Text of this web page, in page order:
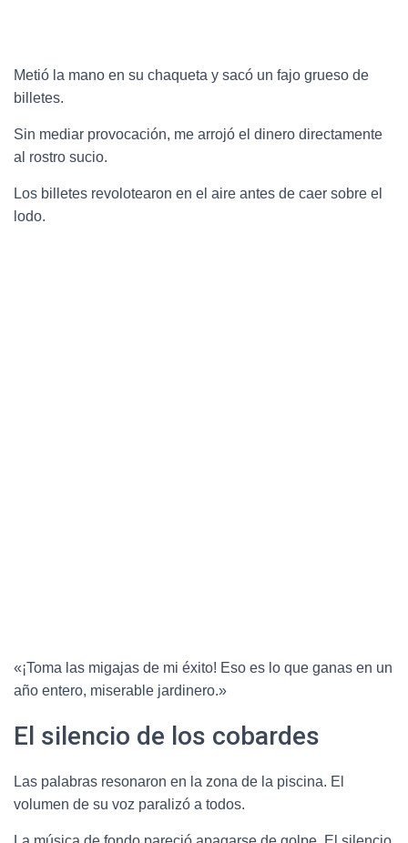
Metió la mano en su chaqueta y sacó un fajo grueso de
billetes.
Sin mediar provocación, me arrojó el dinero directamente
al rostro sucio.
Los billetes revolotearon en el aire antes de caer sobre el
lodo.
«¡Toma las migajas de mi éxito! Eso es lo que ganas en un
año entero, miserable jardinero.»
El silencio de los cobardes
Las palabras resonaron en la zona de la piscina. El
volumen de su voz paralizó a todos.